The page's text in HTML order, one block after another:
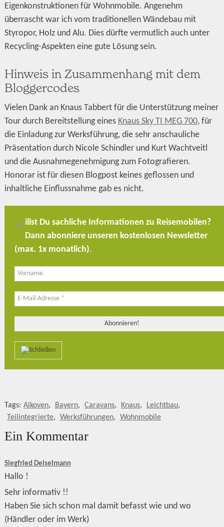
Eigenkonstruktionen für Wohnmobile. Angenehm
überrascht war ich vom traditionellen Wändebau mit
Styropor, Holz und Alu. Dies dürfte vermutlich auch unter
Recycling-Aspekten eine gute Lösung sein.
Hinweis in Zusammenhang mit dem
Bloggercodes
Vielen Dank an Knaus Tabbert für die Unterstützung meiner
Tour durch Bereitstellung eines Knaus Sky TI MEG 700, für
die Einladung zur Werksführung, die sehr anschauliche
Präsentation durch Nicole Schindler und Kurt Wachtveitl
und die Ausnahmegenehmigung zum Fotografieren.
Honorar ist für diesen Blogpost keines geflossen und
inhaltliche Einflussnahme gab es nicht.
Willst Du sachliche Informationen zu Reisemobilen?
Dann abonniere unseren kostenlosen Newsletter
(max. 1x monatlich).
Tags: Alkoven, Bayern, Caravans, Knaus, Leichtbau,
Teilintegrierte, Werksführungen, Wohnmobile
Ein Kommentar
Siegfried Deiselmann
Hallo !
Sehr informativ !!
Haben Sie sich schon mal damit befasst wie und wo
(Händler oder im Werk)